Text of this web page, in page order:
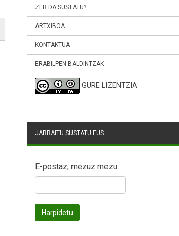
ZER DA SUSTATU?
ARTXIBOA
KONTAKTUA
ERABILPEN BALDINTZAK
GURE LIZENTZIA
JARRAITU SUSTATU.EUS
E-postaz, mezuz mezu: